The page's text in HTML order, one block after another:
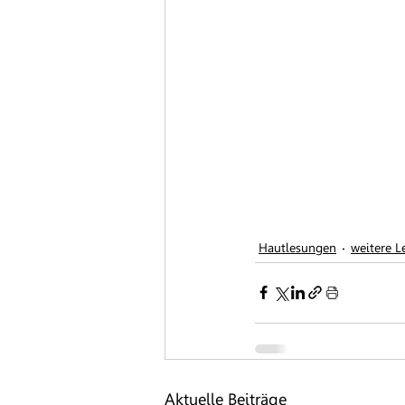
Hautlesungen weitere
Aktuelle Beiträge